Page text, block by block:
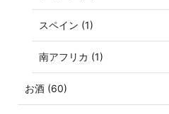
スペイン (1)
南アフリカ (1)
お酒 (60)